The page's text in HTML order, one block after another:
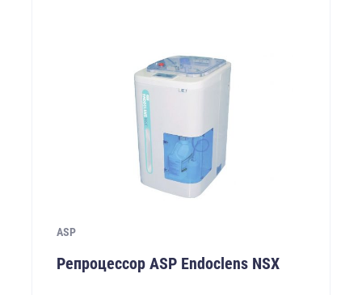
ASP
Репроцессор ASP Endoclens NSX